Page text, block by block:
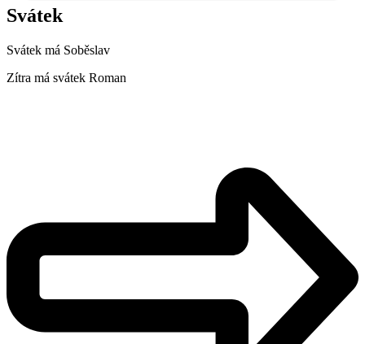
Svátek
Svátek má Soběslav
Zítra má svátek Roman